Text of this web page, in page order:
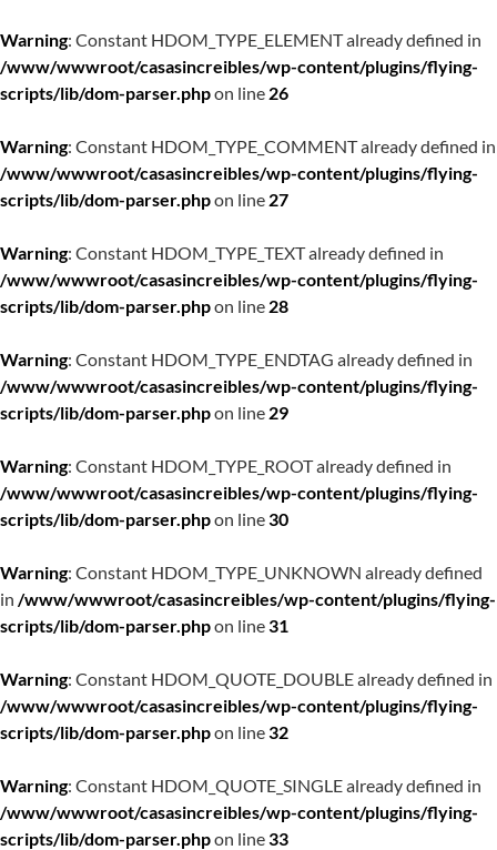
Warning: Constant HDOM_TYPE_ELEMENT already defined in
/www/wwwroot/casasincreibles/wp-content/plugins/flying-
scripts/lib/dom-parser.phpon line 26
Warning: Constant HDOM_TYPE_COMMENT already defined in
/www/wwwroot/casasincreibles/wp-content/plugins/flying-
scripts/lib/dom-parser.phpon line 27
Warning: Constant HDOM_TYPE_TEXT already defined in
/www/wwwroot/casasincreibles/wp-content/plugins/flying-
scripts/lib/dom-parser.phpon line 28
Warning: Constant HDOM_TYPE_ENDTAG already defined in
/www/wwwroot/casasincreibles/wp-content/plugins/flying-
scripts/lib/dom-parser.phpon line 29
Warning: Constant HDOM_TYPE_ROOT already defined in
/www/wwwroot/casasincreibles/wp-content/plugins/flying-
scripts/lib/dom-parser.phpon line30
Warning: Constant HDOM_TYPE_UNKNOWN already defined
in /www/wwwroot/casasincreibles/wp-content/plugins/flying-
scripts/lib/dom-parser.phpon line31
Warning: Constant HDOM_QUOTE_DOUBLE already defined in
/www/wwwroot/casasincreibles/wp-content/plugins/flying-
scripts/lib/dom-parser.phpon line32
Warning: Constant HDOM_QUOTE_SINGLE already defined in
/www/wwwroot/casasincreibles/wp-content/plugins/flying-
scripts/lib/dom-parser.phpon line33